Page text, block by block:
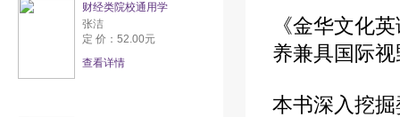
财经类院校通用学
张洁
定 价：52.00元
查看详情
《金华文化
养兼具国际
本书深入挖